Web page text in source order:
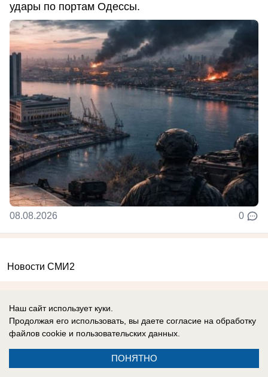
удары по портам Одессы.
08.08.2026 0
Новости СМИ2
Наш сайт использует куки.
Продолжая его использовать, вы даете согласие на обработку
файлов cookie и пользовательских данных.
ПОНЯТНО